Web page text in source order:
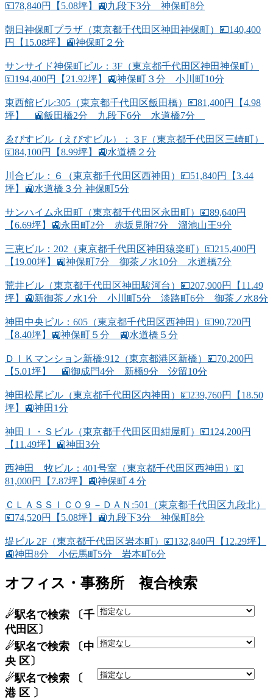
💴78,840円【5.08坪】🚉九段下3分 神保町8分
朝日神保町プラザ（東京都千代田区神田神保町）💴140,400
円【15.08坪】🚉神保町２分
サンサイド神保町ビル：3F（東京都千代田区神田神保町）
💴194,400円【21.92坪】🚉神保町３分 小川町10分
東西館ビル:305（東京都千代田区飯田橋）💴81,400円【4.98
坪】 🚉飯田橋2分 九段下6分 水道橋7分
ゑびすビル（えびすビル）：３F（東京都千代田区三崎町）
💴84,100円【8.99坪】🚉水道橋２分
川合ビル：６（東京都千代田区西神田）💴51,840円【3.44
坪】🚉水道橋３分 神保町5分
サンハイム永田町（東京都千代田区永田町）💴89,640円
【6.69坪】🚉永田町2分 赤坂見附7分 溜池山王9分
三恵ビル：202（東京都千代田区神田猿楽町）💴215,400円
【19.00坪】🚉神保町7分 御茶ノ水10分 水道橋7分
荒井ビル（東京都千代田区神田駿河台）💴207,900円【11.49
坪】🚉新御茶ノ水1分 小川町5分 淡路町6分 御茶ノ水8分
神田中央ビル：605（東京都千代田区西神田）💴90,720円
【8.40坪】🚉神保町５分 🚉水道橋５分
ＤＩＫマンション新橋:912（東京都港区新橋）💴70,200円
【5.01坪】 🚉御成門4分 新橋9分 汐留10分
神田松尾ビル（東京都千代田区内神田）💴239,760円【18.50
坪】🚉神田1分
神田Ｉ・Ｓビル（東京都千代田区田紺屋町）💴124,200円
【11.49坪】🚉神田3分
西神田 牧ビル：401号室（東京都千代田区西神田）💴
81,000円【7.87坪】🚉神保町４分
ＣＬＡＳＳＩＣＯ９－ＤＡＮ:501（東京都千代田区九段北）
💴74,520円【5.08坪】🚉九段下3分 神保町8分
堤ビル 2F（東京都千代田区岩本町）💴132,840円【12.29坪】
🚉神田8分 小伝馬町5分 岩本町6分
オフィス・事務所 複合検索
☄駅名で検索 〔千
代田区〕
☄駅名で検索 〔中
央 区〕
☄駅名で検索 〔
港 区 〕